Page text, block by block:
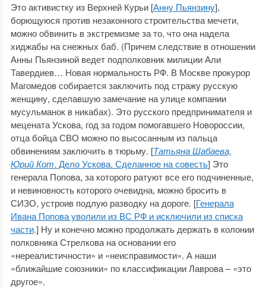
Это активистку из Верхней Курьи [Анну Пьянзину],
борющуюся против незаконного строительства мечети,
можно обвинить в экстремизме за то, что она надела
хиджабы на снежных баб. (Причем следствие в отношении
Анны Пьянзиной ведет подполковник милиции Али
Тавердиев… Новая нормальность РФ. В Москве прокурор
Магомедов собирается заключить под стражу русскую
женщину, сделавшую замечание на улице компании
мусульманок в никабах). Это русского предпринимателя и
мецената Ускова, год за годом помогавшего Новороссии,
отца бойца СВО можно по высосанным из пальца
обвинениям заключить в тюрьму. [Татьяна Шабаева,
Юрий Кот. Дело Ускова. Сделанное на совесть] Это
генерала Попова, за которого ратуют все его подчиненные,
и невиновность которого очевидна, можно бросить в
СИЗО, устроив подлую разводку на дороге. [Генерала
Ивана Попова уволили из ВС РФ и исключили из списка
части.] Ну и конечно можно продолжать держать в колонии
полковника Стрелкова на основании его
«нереалистичности» и «неисправимости». А наши
«ближайшие союзники» по классификации Лаврова – «это
другое».